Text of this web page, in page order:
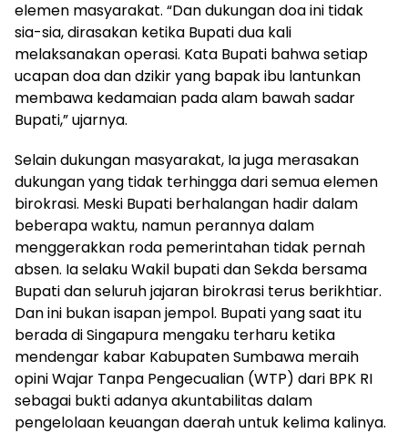
elemen masyarakat. “Dan dukungan doa ini tidak
sia-sia, dirasakan ketika Bupati dua kali
melaksanakan operasi. Kata Bupati bahwa setiap
ucapan doa dan dzikir yang bapak ibu lantunkan
membawa kedamaian pada alam bawah sadar
Bupati,” ujarnya.
Selain dukungan masyarakat, Ia juga merasakan
dukungan yang tidak terhingga dari semua elemen
birokrasi. Meski Bupati berhalangan hadir dalam
beberapa waktu, namun perannya dalam
menggerakkan roda pemerintahan tidak pernah
absen. Ia selaku Wakil bupati dan Sekda bersama
Bupati dan seluruh jajaran birokrasi terus berikhtiar.
Dan ini bukan isapan jempol. Bupati yang saat itu
berada di Singapura mengaku terharu ketika
mendengar kabar Kabupaten Sumbawa meraih
opini Wajar Tanpa Pengecualian (WTP) dari BPK RI
sebagai bukti adanya akuntabilitas dalam
pengelolaan keuangan daerah untuk kelima kalinya.